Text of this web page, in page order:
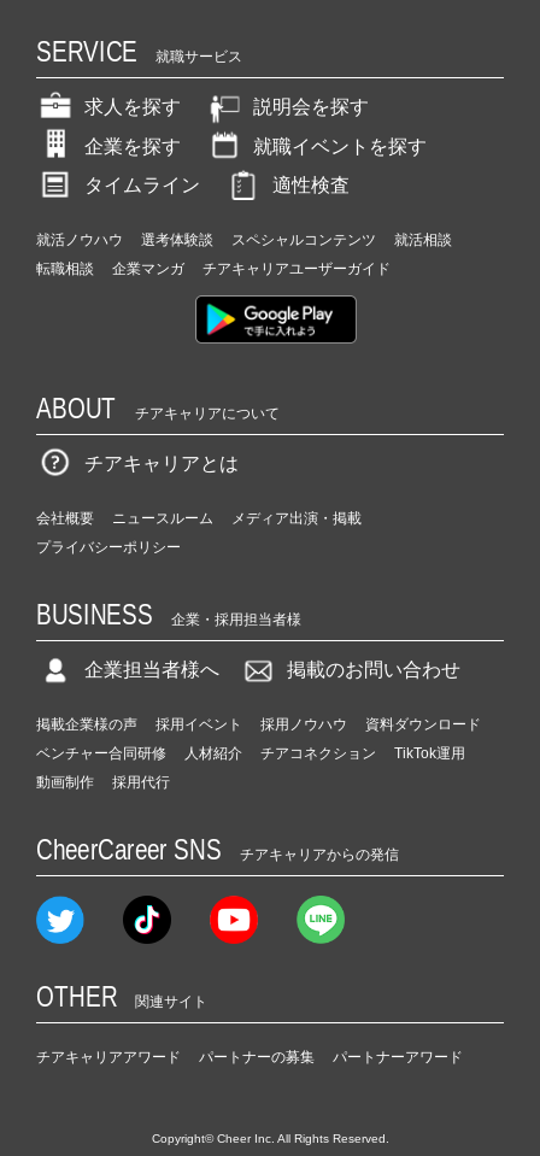
SERVICE 就職サービス
求人を探す
説明会を探す
企業を探す
就職イベントを探す
タイムライン
適性検査
就活ノウハウ 選考体験談 スペシャルコンテンツ
就活相談
転職相談
企業マンガ チアキャリアユーザーガイド
ABOUT チアキャリアについて
チアキャリアとは
会社概要 ニュースルーム
メディア出演・掲載
プライバシーポリシー
BUSINESS 企業・採用担当者様
企業担当者様へ 掲載のお問い合わせ
掲載企業様の声 採用イベント 採用ノウハウ
資料ダウンロード
ベンチャー合同研修
人材紹介 チアコネクション
TikTok運用
動画制作
採用代行
CheerCareer SNS チアキャリアからの発信
OTHER 関連サイト
チアキャリアアワード パートナーの募集 パートナーアワード
Copyright© Cheer Inc. All Rights Reserved.